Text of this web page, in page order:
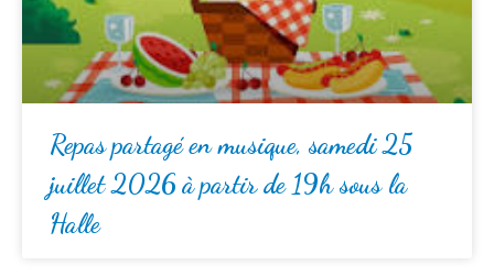
Repas partagé en musique, samedi 25
juillet 2026 à partir de 19h sous la
Halle